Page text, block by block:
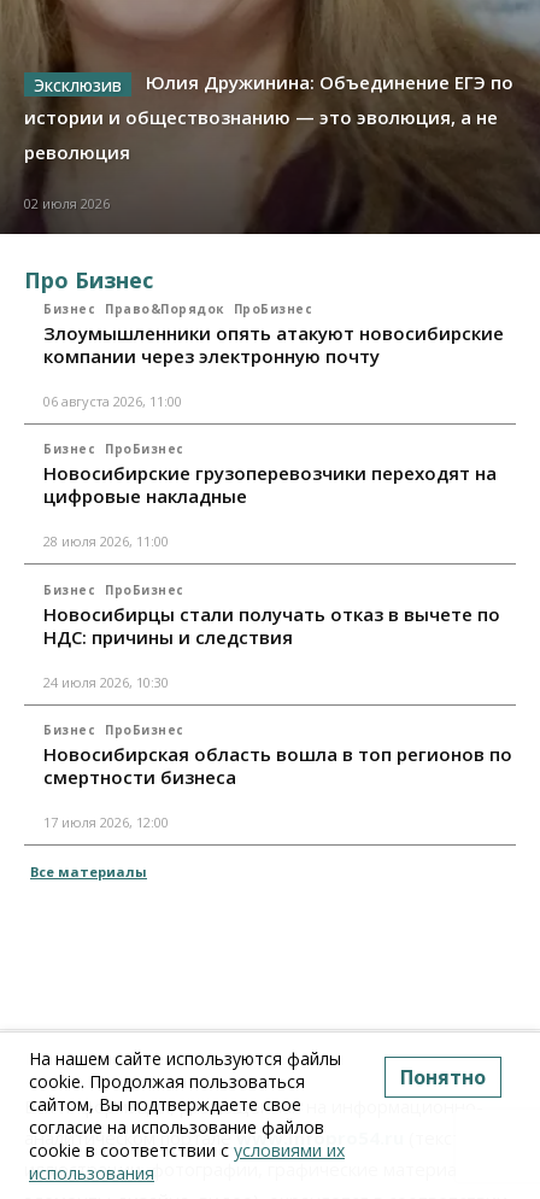
Юлия Дружинина: Объединение ЕГЭ по
истории и обществознанию — это эволюция, а не
революция
02 июля 2026
Про Бизнес
Бизнес Право&Порядок ПроБизнес
Злоумышленники опять атакуют новосибирские
компании через электронную почту
06 августа 2026, 11:00
Бизнес ПроБизнес
Новосибирские грузоперевозчики переходят на
цифровые накладные
28 июля 2026, 11:00
Бизнес ПроБизнес
Новосибирцы стали получать отказ в вычете по
НДС: причины и следствия
24 июля 2026, 10:30
Бизнес ПроБизнес
Новосибирская область вошла в топ регионов по
смертности бизнеса
17 июля 2026, 12:00
Все материалы
Вся информация, размещенная на информационно-
аналитическом порталеwww.Infopro54.ru
иллюстрации, фотографии, графические материалы,
На нашем сайте используются файлы
cookie. Продолжая пользоваться
сайтом, Вы подтверждаете свое
согласие на использование файлов
cookie в соответствии с условиями их
использования
Понятно